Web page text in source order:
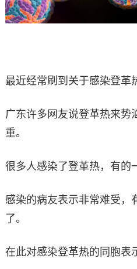
最近经常刷到关于感染登革
广东许多网友说登革热来势
重。
很多人感染了登革热，有的
感染的病友表示非常难受，
了。
在此对感染登革热的同胞表